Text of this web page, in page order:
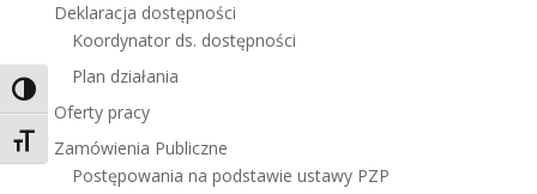
Toggle High Contrast
Toggle Font size
Deklaracja dostępności
Koordynator ds. dostępności
Plan działania
Oferty pracy
Zamówienia Publiczne
Postępowania na podstawie ustawy PZP